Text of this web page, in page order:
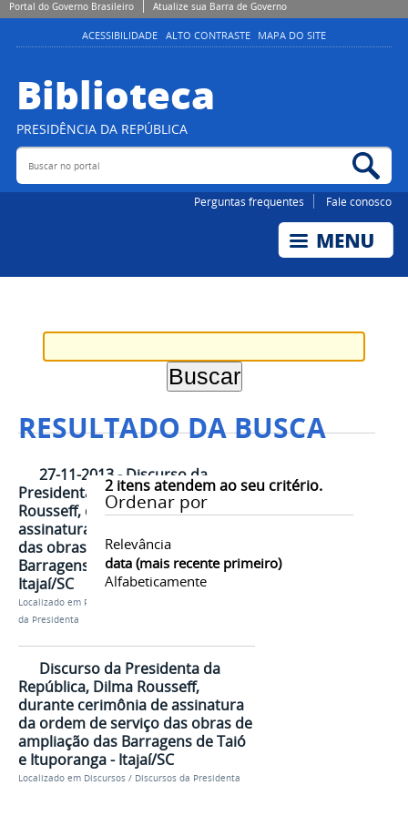
Portal do Governo Brasileiro Atualize sua Barra de Governo
ACESSIBILIDADE ALTO CONTRASTE MAPA DO SITE
Biblioteca
PRESIDÊNCIA DA REPÚBLICA
Buscar no portal
Perguntas frequentes Fale conosco
RESULTADO DA BUSCA
2itens atendem ao seu critério.
Ordenar por
Relevância
data (mais recente primeiro)
Alfabeticamente
27-11-2013 - Discurso da
Presidenta da República, Dilma
Rousseff, durante cerimônia de
assinatura da ordem de serviço
das obras de ampliação das
Barragens de Taió e Ituporanga -
Itajaí/SC
Localizado em Presidência
da Presidenta
Discurso da Presidenta da
República, Dilma Rousseff,
durante cerimônia de assinatura
da ordem de serviço das obras de
ampliação das Barragens de Taió
e Ituporanga - Itajaí/SC
Localizado em Discursos / Discursos da Presidenta